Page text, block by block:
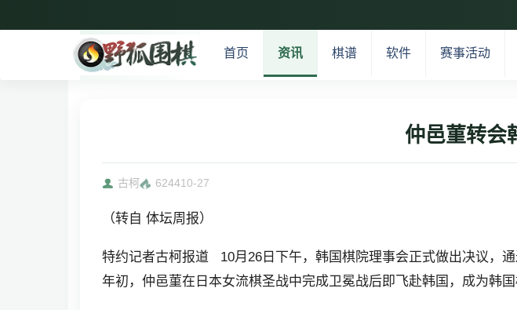
首页 资讯 棋谱 软件 赛事活动
仲邑菫转会
古柯 624410-27
（转自 体坛周报）
特约记者古柯报道 10月26日下午，韩国棋院理事会正式做出决议，
年初，仲邑菫在日本女流棋圣战中完成卫冕战后即飞赴韩国，成为韩